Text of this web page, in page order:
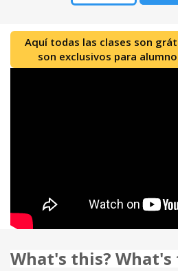
Aquí todas las clases son
son exclusivos para
What's this? What's